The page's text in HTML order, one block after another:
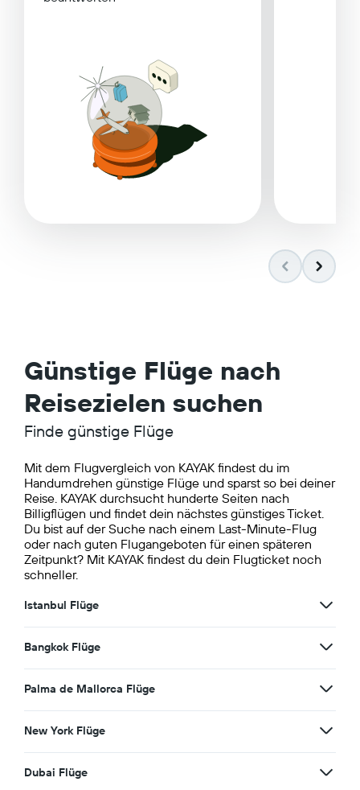
Günstige Flüge nach
Reisezielen suchen
Finde günstige Flüge
Mit dem Flugvergleich von KAYAK findest du im
Handumdrehen günstige Flüge und sparst so bei deiner
Reise. KAYAK durchsucht hunderte Seiten nach
Billigflügen und findet dein nächstes günstiges Ticket.
Du bist auf der Suche nach einem Last-Minute-Flug
oder nach guten Flugangeboten für einen späteren
Zeitpunkt? Mit KAYAK findest du dein Flugticket noch
schneller.
Istanbul Flüge
Bangkok Flüge
Palma de Mallorca Flüge
New York Flüge
Dubai Flüge